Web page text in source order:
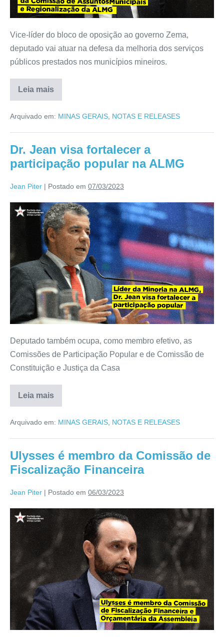
Vice-líder do bloco de oposição ao governo Zema,
deputado vai atuar na defesa da melhoria dos serviços
públicos prestados nos municípios mineiros.
Leia mais
Arquivado em: MINAS GERAIS NOTAS E RELEASES
Dr. Jean visa fortalecer a
participação popular na ALMG
Jean Piter | Postado em 07/03/2023
Deputado também ocupa, como membro efetivo, as
Comissões de Participação Popular e de Comissão de
Constituição e Justiça da Casa
Leia mais
Arquivado em: MINAS GERAIS NOTAS E RELEASES
Ulysses é membro da Comissão de
Fiscalização Financeira
Jean Piter | Postado em 06/03/2023